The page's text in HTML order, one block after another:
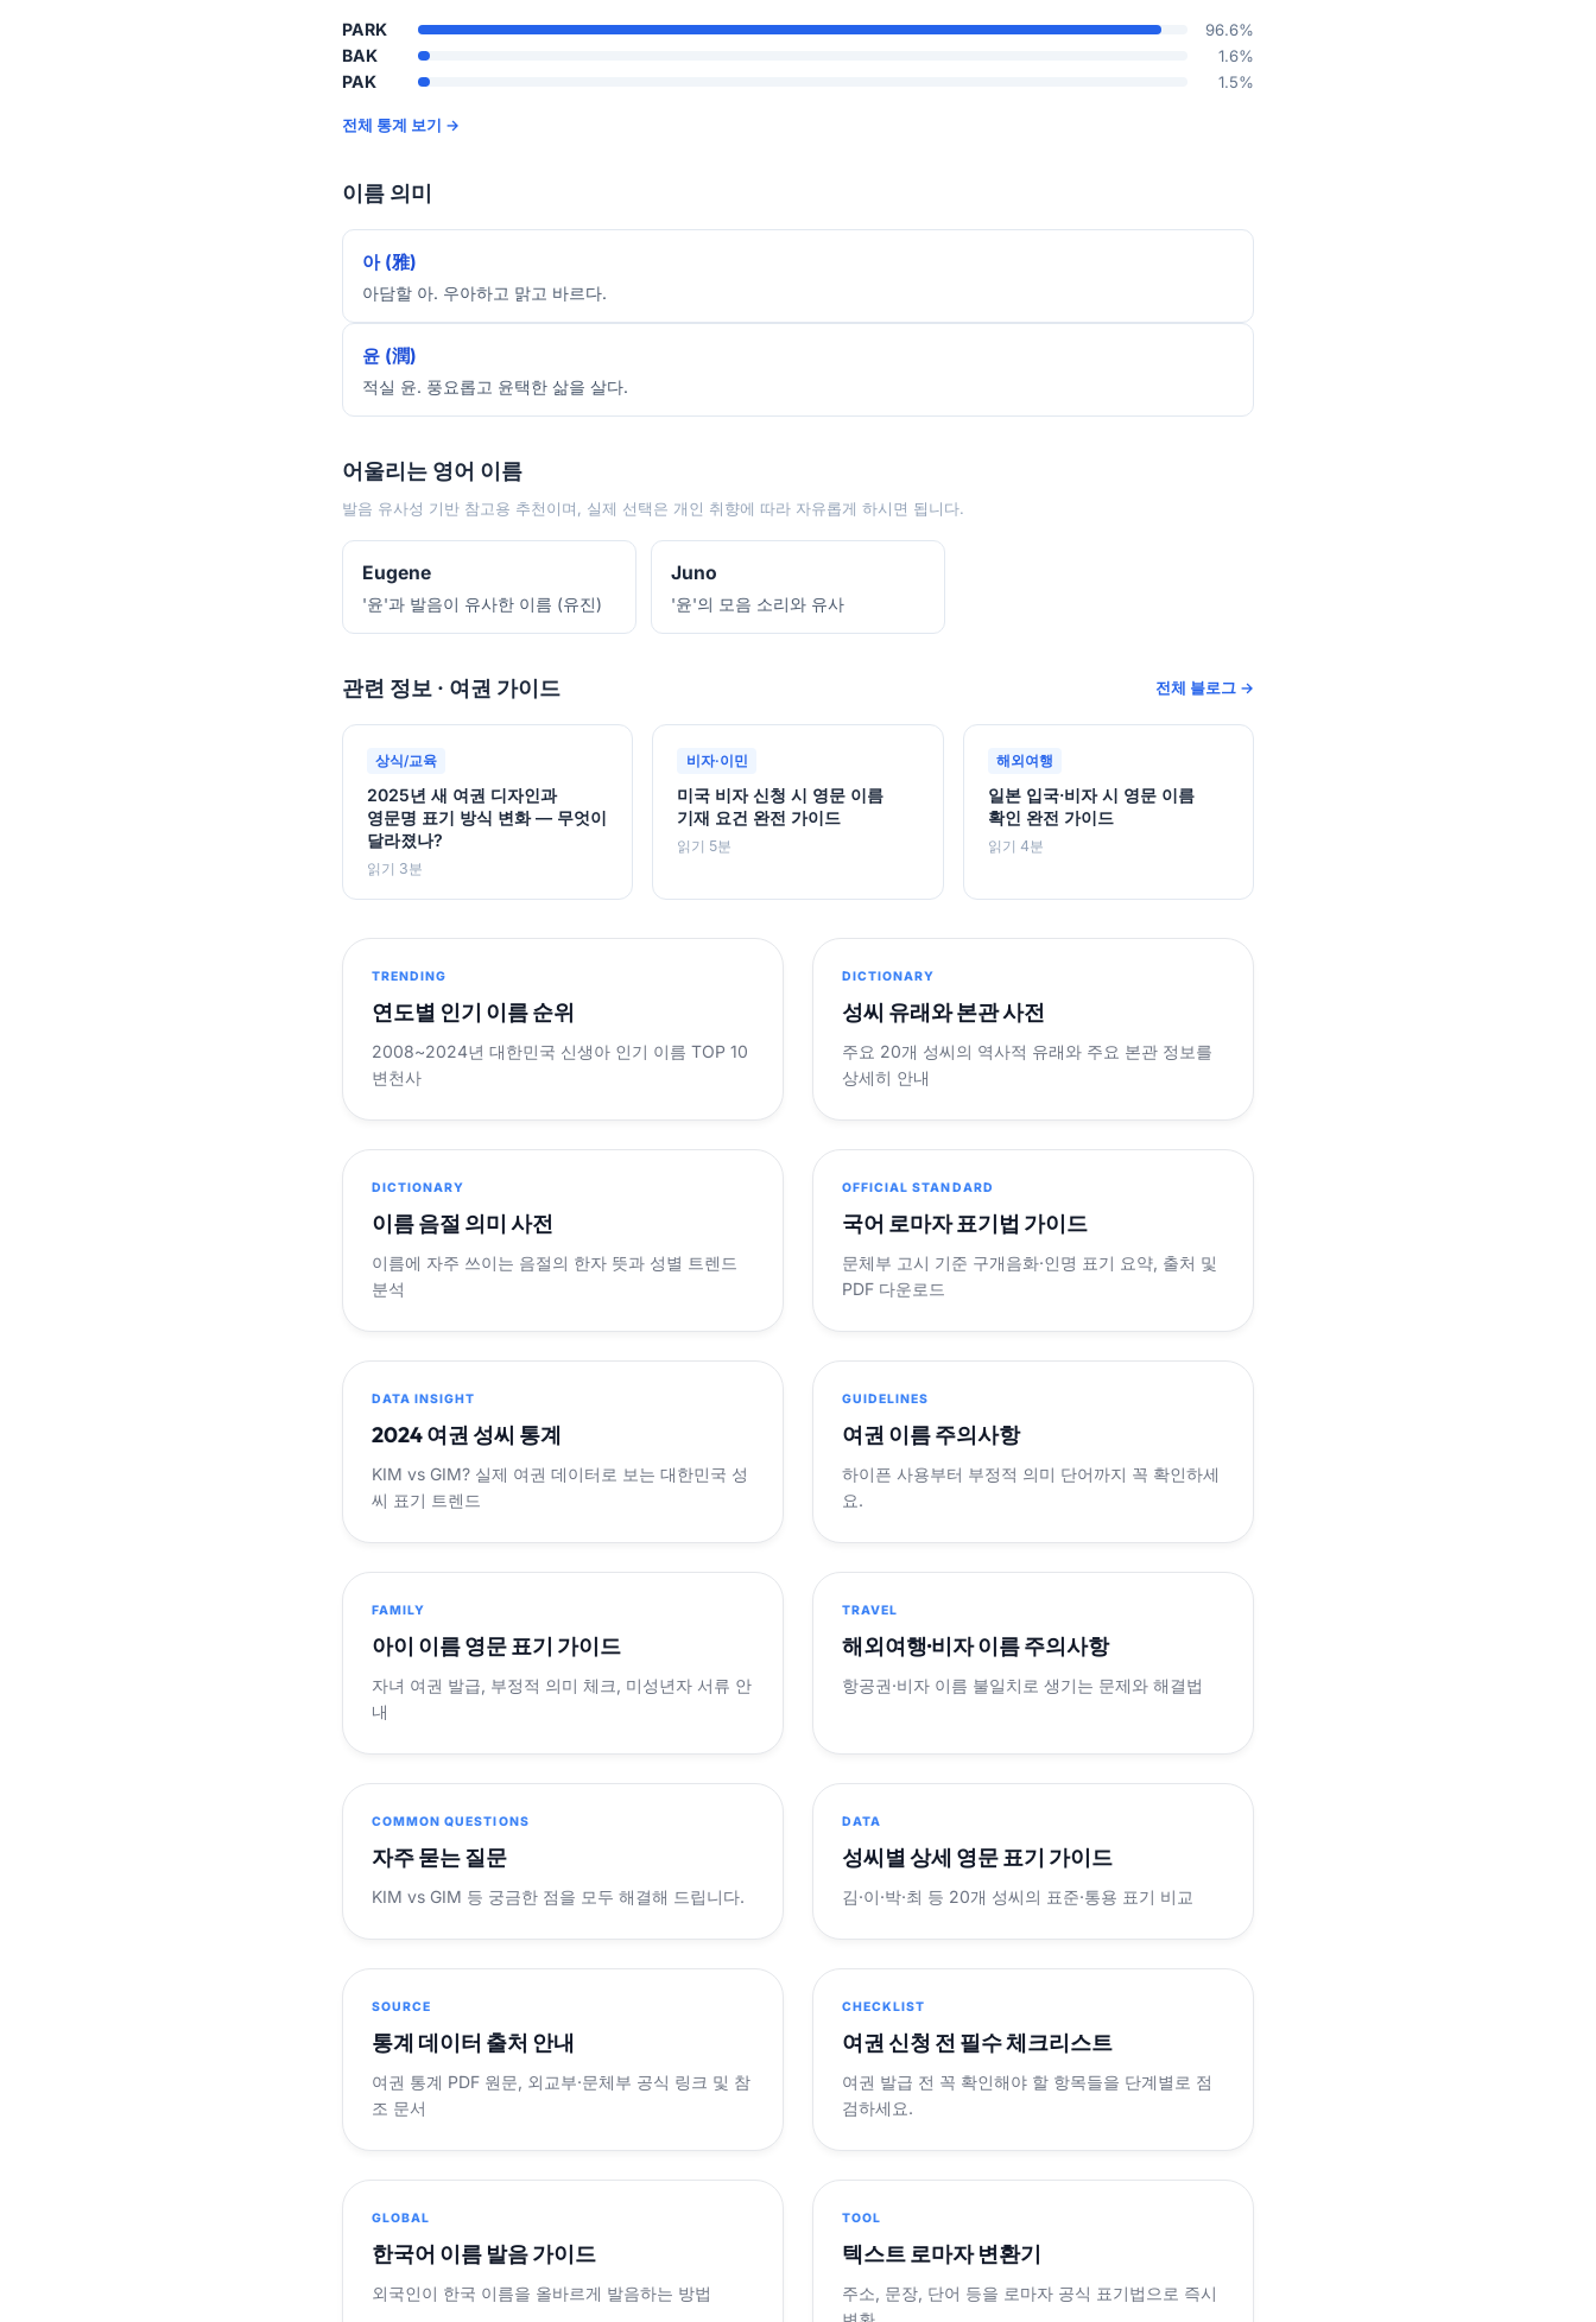
PARK 96.6%
BAK 1.6%
PAK 1.5%
전체 통계 보기 →
이름 의미
아 (雅)
아담할 아. 우아하고 맑고 바르다.
윤 (潤)
적실 윤. 풍요롭고 윤택한 삶을 살다.
어울리는 영어 이름
발음 유사성 기반 참고용 추천이며, 실제 선택은 개인 취향에 따라 자유롭게 하시면 됩니다.
Eugene
'윤'과 발음이 유사한 이름 (유진)
Juno
'윤'의 모음 소리와 유사
관련 정보 · 여권 가이드 전체 블로그 →
상식/교육
2025년 새 여권 디자인과
영문명 표기 방식 변화 — 무엇이
달라졌나?
읽기 3분
비자·이민
미국 비자 신청 시 영문 이름
기재 요건 완전 가이드
읽기 5분
해외여행
일본 입국·비자 시 영문 이름
확인 완전 가이드
읽기 4분
TRENDING
연도별 인기 이름 순위
2008~2024년 대한민국 신생아 인기 이름 TOP 10
변천사
DICTIONARY
성씨 유래와 본관 사전
주요 20개 성씨의 역사적 유래와 주요 본관 정보를
상세히 안내
DICTIONARY
이름 음절 의미 사전
이름에 자주 쓰이는 음절의 한자 뜻과 성별 트렌드
분석
OFFICIAL STANDARD
국어 로마자 표기법 가이드
문체부 고시 기준 구개음화·인명 표기 요약, 출처 및
PDF 다운로드
DATA INSIGHT
2024 여권 성씨 통계
KIM vs GIM? 실제 여권 데이터로 보는 대한민국 성
씨 표기 트렌드
GUIDELINES
여권 이름 주의사항
하이픈 사용부터 부정적 의미 단어까지 꼭 확인하세
요.
FAMILY
아이 이름 영문 표기 가이드
자녀 여권 발급, 부정적 의미 체크, 미성년자 서류 안
내
TRAVEL
해외여행·비자 이름 주의사항
항공권·비자 이름 불일치로 생기는 문제와 해결법
COMMON QUESTIONS
자주 묻는 질문
KIM vs GIM 등 궁금한 점을 모두 해결해 드립니다.
DATA
성씨별 상세 영문 표기 가이드
김·이·박·최 등 20개 성씨의 표준·통용 표기 비교
SOURCE
통계 데이터 출처 안내
여권 통계 PDF 원문, 외교부·문체부 공식 링크 및 참
조 문서
CHECKLIST
여권 신청 전 필수 체크리스트
여권 발급 전 꼭 확인해야 할 항목들을 단계별로 점
검하세요.
GLOBAL
한국어 이름 발음 가이드
외국인이 한국 이름을 올바르게 발음하는 방법
TOOL
텍스트 로마자 변환기
주소, 문장, 단어 등을 로마자 공식 표기법으로 즉시